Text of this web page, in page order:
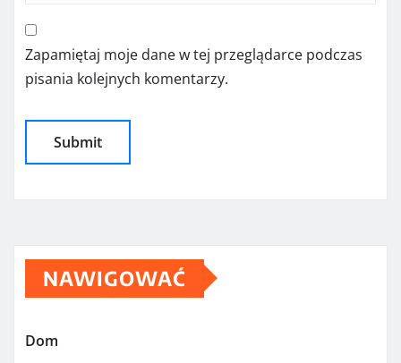
Zapamiętaj moje dane w tej przeglądarce podczas
pisania kolejnych komentarzy.
NAWIGOWAĆ
Dom